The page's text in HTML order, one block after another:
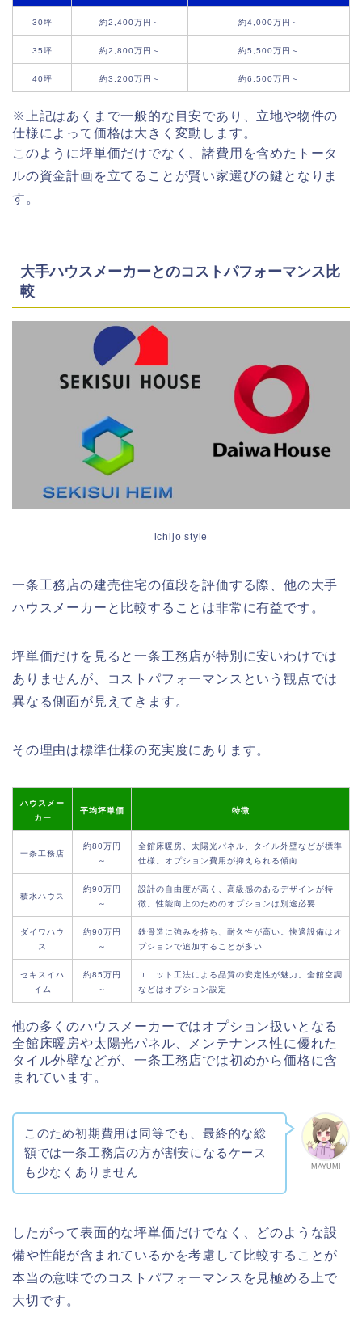
30坪 約2,400万円～ 約4,000万円～
35坪 約2,800万円～ 約5,500万円～
40坪 約3,200万円～ 約6,500万円～
※上記はあくまで一般的な目安であり、立地や物件の
仕様によって価格は大きく変動します。
このように坪単価だけでなく、諸費用を含めたトータ
ルの資金計画を立てることが賢い家選びの鍵となりま
す。
大手ハウスメーカーとのコストパフォーマンス比
較
ichijo style
一条工務店の建売住宅の値段を評価する際、他の大手
ハウスメーカーと比較することは非常に有益です。
坪単価だけを見ると一条工務店が特別に安いわけでは
ありませんが、コストパフォーマンスという観点では
異なる側面が見えてきます。
その理由は標準仕様の充実度にあります。
ハウスメー
カー
平均坪単価 特徴
一条工務店
約80万円
～
全館床暖房、太陽光パネル、タイル外壁などが標準
仕様。オプション費用が抑えられる傾向
積水ハウス
約90万円
～
設計の自由度が高く、高級感のあるデザインが特
徴。性能向上のためのオプションは別途必要
ダイワハウ
ス
約90万円
～
鉄骨造に強みを持ち、耐久性が高い。快適設備はオ
プションで追加することが多い
セキスイハ
イム
約85万円
～
ユニット工法による品質の安定性が魅力。全館空調
などはオプション設定
他の多くのハウスメーカーではオプション扱いとなる
全館床暖房や太陽光パネル、メンテナンス性に優れた
タイル外壁などが、一条工務店では初めから価格に含
まれています。
MAYUMI
このため初期費用は同等でも、最終的な総
額では一条工務店の方が割安になるケース
も少なくありません
したがって表面的な坪単価だけでなく、どのような設
備や性能が含まれているかを考慮して比較することが
本当の意味でのコストパフォーマンスを見極める上で
大切です。